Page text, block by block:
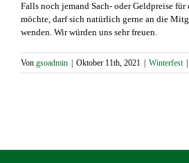
Falls noch jemand Sach- oder Geldpreise
möchte, darf sich natürlich gerne an die
wenden. Wir würden uns sehr freuen.
Von gsoadmin Oktober 11th, 2021 Winterfest